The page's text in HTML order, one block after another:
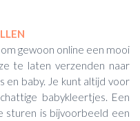
gewoon online een mooi
te laten verzenden naar
en baby. Je kunt altijd voor
babykleertjes. Een
sturen is bijvoorbeeld een